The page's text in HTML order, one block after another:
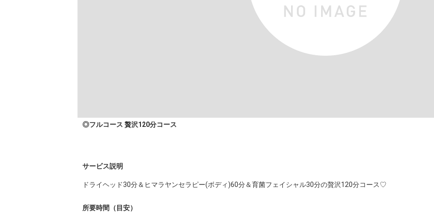
◎フルコース 贅沢120分コース
サービス説明
ドライヘッド30分＆ヒマラヤンセラピー(ボディ)60分＆育菌フェイシャル30分の贅沢120分コース♡
所要時間（目安）